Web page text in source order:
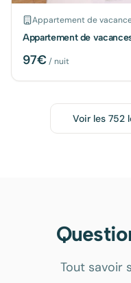
Appartement de
Appartement de
97€/ nuit
Voir les 752
Tout savoir